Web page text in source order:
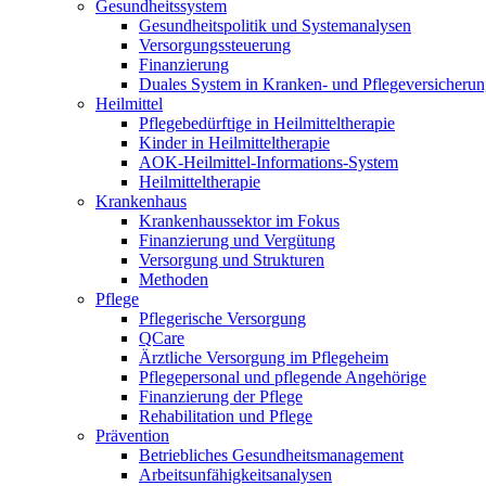
Gesundheitssystem
Gesundheitspolitik und Systemanalysen
Versorgungssteuerung
Finanzierung
Duales System in Kranken- und
Heilmittel
Pflegebedürftige in Heilmitteltherapie
Kinder in Heilmitteltherapie
AOK-Heilmittel-Informations-System
Heilmitteltherapie
Krankenhaus
Krankenhaussektor im Fokus
Finanzierung und Vergütung
Versorgung und Strukturen
Methoden
Pflege
Pflegerische Versorgung
QCare
Ärztliche Versorgung im Pflegeheim
Pflegepersonal und pflegende Angehörige
Finanzierung der Pflege
Rehabilitation und Pflege
Prävention
Betriebliches Gesundheitsmanagement
Arbeitsunfähigkeitsanalysen